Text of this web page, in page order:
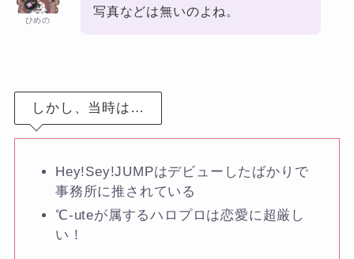
ひめの
写真などは無いのよね。
しかし、当時は…
Hey!Sey!JUMPはデビューしたばかりで
事務所に推されている
℃-uteが属するハロプロは恋愛に超厳し
い！